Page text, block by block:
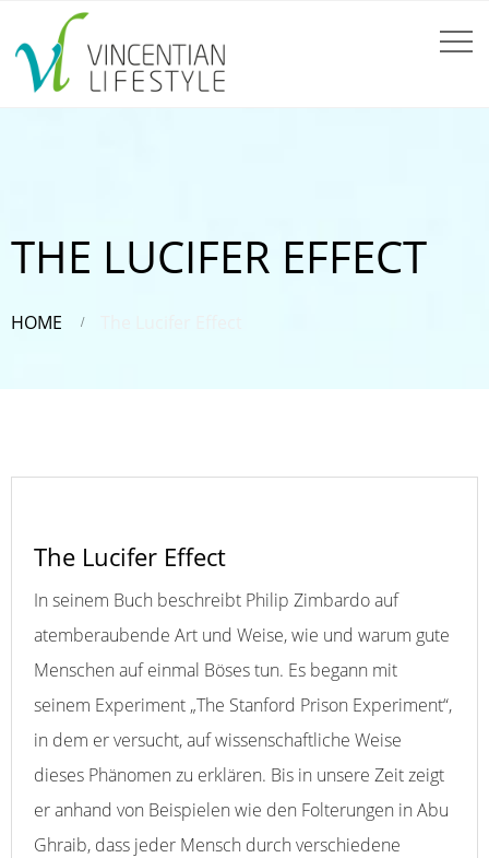
THE LUCIFER EFFECT
HOME
The Lucifer Effect
In seinem Buch beschreibt Philip Zimbardo auf
atemberaubende Art und Weise, wie und warum gute
Menschen auf einmal Böses tun. Es begann mit
seinem Experiment „The Stanford Prison Experiment“,
in dem er versucht, auf wissenschaftliche Weise
dieses Phänomen zu erklären. Bis in unsere Zeit zeigt
er anhand von Beispielen wie den Folterungen in Abu
Ghraib, dass jeder Mensch durch verschiedene